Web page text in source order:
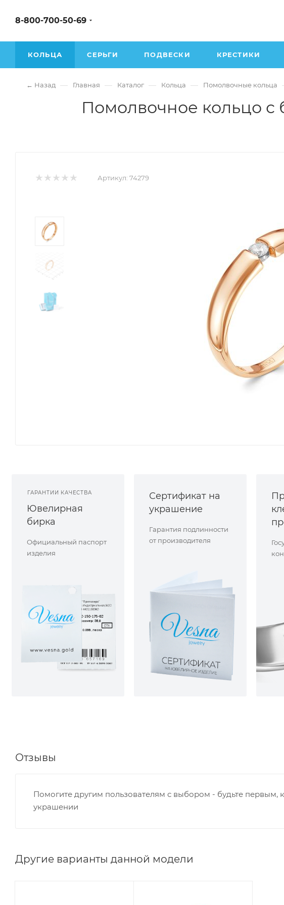
8-800-700-50-69
КОЛЬЦА СЕРЬГИ ПОДВЕСКИ КРЕСТИКИ
← Назад — Главная — Каталог — Кольца — Помолвочные кольца
Помолвочное кольцо с
Артикул: 74279
ГАРАНТИИ КАЧЕСТВА
Ювелирная
бирка
Официальный паспорт
изделия
Сертификат на
украшение
Гарантия подлинности
от производителя
Отзывы
Помогите другим пользователям с выбором - будьте первым,
украшении
Другие варианты данной модели